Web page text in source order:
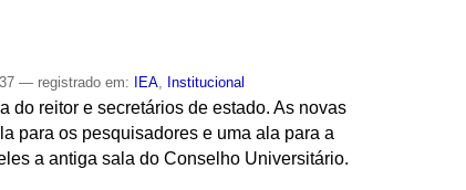
— registrado em: IEA, Institucional
do reitor e secretários de estado. As novas
para os pesquisadores e uma ala para a
a antiga sala do Conselho Universitário.